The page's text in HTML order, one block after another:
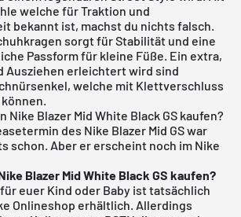
welche für Traktion und
bekannt ist, machst du nichts falsch.
sorgt für Stabilität und eine
Passform für kleine Füße. Ein extra,
Ausziehen erleichtert wird sind
welche mit Klettverschluss
Nike Blazer Mid White Black GS kaufen?
des Nike Blazer Mid GS war
schon. Aber er erscheint noch im Nike
Blazer Mid White Black GS kaufen?
für euer Kind oder Baby ist tatsächlich
Onlineshop erhältlich. Allerdings